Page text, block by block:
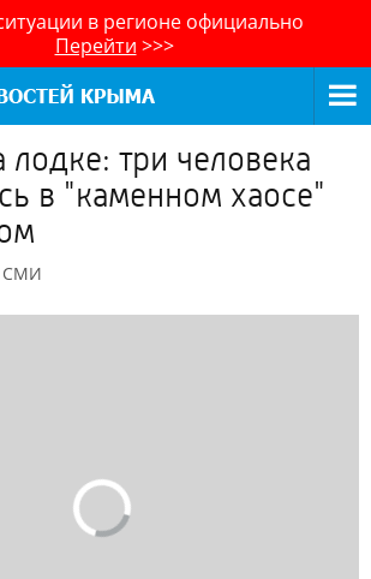
в регионе официально
Перейти >>>
лодке: три человека
в "каменном хаосе"
СМИ